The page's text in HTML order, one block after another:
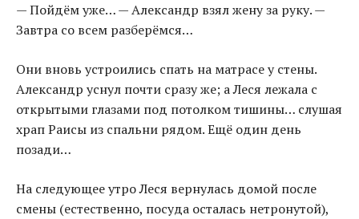
— Пойдём уже… — Александр взял жену за руку. —
Завтра со всем разберёмся…
Они вновь устроились спать на матрасе у стены.
Александр уснул почти сразу же; а Леся лежала с
открытыми глазами под потолком тишины… слушая
храп Раисы из спальни рядом. Ещё один день
позади…
На следующее утро Леся вернулась домой после
смены (естественно, посуда осталась нетронутой),